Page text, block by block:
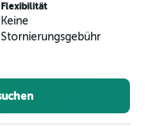
Flexibilität
Keine
Stornierungsgebühr